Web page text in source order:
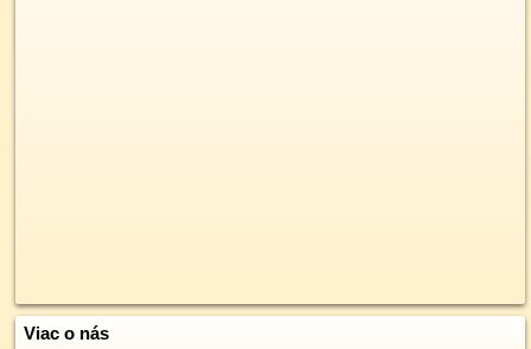
Viac o nás